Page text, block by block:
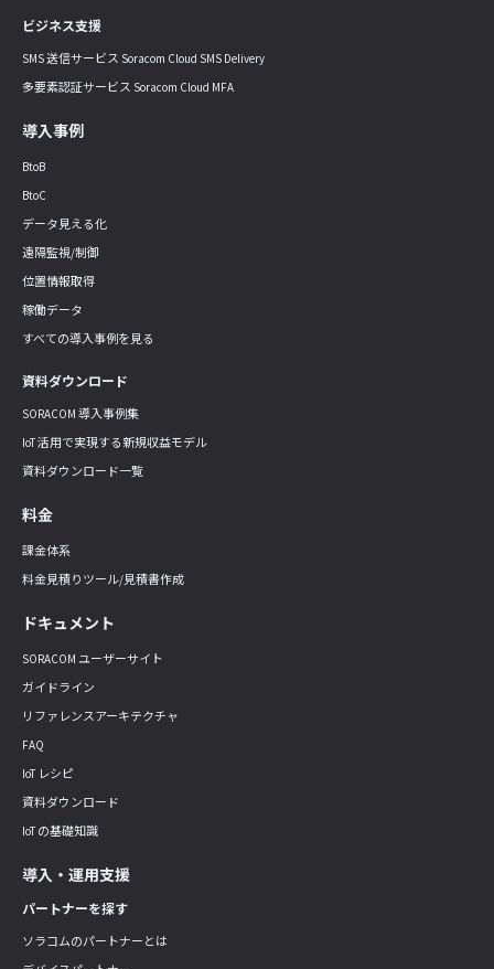
ビジネス支援
SMS 送信サービス Soracom Cloud SMS Delivery
多要素認証サービス Soracom Cloud MFA
導入事例
BtoB
BtoC
データ見える化
遠隔監視/制御
位置情報取得
稼働データ
すべての導入事例を見る
資料ダウンロード
SORACOM 導入事例集
IoT 活用で実現する新規収益モデル
資料ダウンロード一覧
料金
課金体系
料金見積りツール/見積書作成
ドキュメント
SORACOM ユーザーサイト
ガイドライン
リファレンスアーキテクチャ
FAQ
IoT レシピ
資料ダウンロード
IoT の基礎知識
導入・運用支援
パートナーを探す
ソラコムのパートナーとは